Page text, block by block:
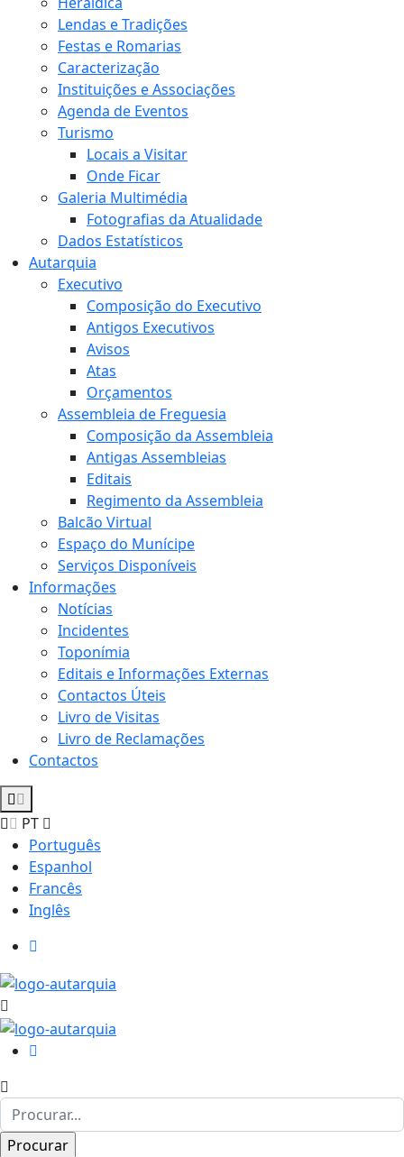
Lendas e Tradições
Festas e Romarias
Caracterização
Instituições e Associações
Agenda de Eventos
Turismo
Locais a Visitar
Onde Ficar
Galeria Multimédia
Fotografias da Atualidade
Dados Estatísticos
Autarquia
Executivo
Composição do Executivo
Antigos Executivos
Avisos
Atas
Orçamentos
Assembleia de Freguesia
Composição da Assembleia
Antigas Assembleias
Editais
Regimento da Assembleia
Balcão Virtual
Espaço do Munícipe
Serviços Disponíveis
Informações
Notícias
Incidentes
Toponímia
Editais e Informações Externas
Contactos Úteis
Livro de Visitas
Livro de Reclamações
Contactos
PT
Português
Espanhol
Francês
Inglês